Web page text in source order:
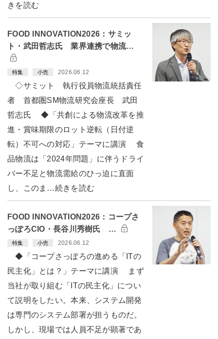
きを読む
FOOD INNOVATION2026：サミッ
ト・武田哲志氏 業界連携で物流…
特集 小売 2026.06.12
◇サミット 執行役員物流統括責任
者 首都圏SM物流研究会座長 武田
哲志氏 ◆「共創による物流改革を推
進・賞味期限のロット逆転（日付逆
転）不可への対応」テーマに講演 食
品物流は「2024年問題」に伴うドライ
バー不足と物流需給のひっ迫に直面
し、このま…続きを読む
FOOD INNOVATION2026：コープさ
っぽろCIO・長谷川秀樹氏 …
特集 小売 2026.06.12
◆「コープさっぽろの進める「ITの
民主化」とは？」テーマに講演 まず
当社が取り組む「ITの民主化」につい
て説明をしたい。本来、システム開発
は専門のシステム部署が担うものだ。
しかし、現場では人員不足が顕著であ